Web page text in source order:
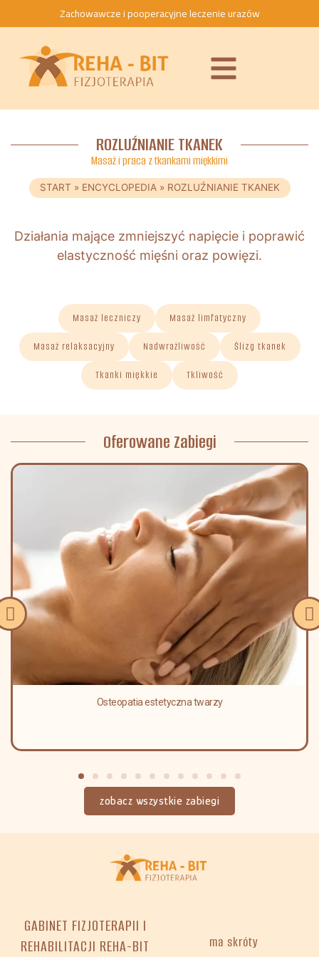
Zachowawcze i pooperacyjne leczenie urazów
ROZLUŹNIANIE TKANEK
Masaż i praca z tkankami miękkimi
START » ENCYCLOPEDIA» ROZLUŹNIANIE TKANEK
Działania mające zmniejszyć napięcie i poprawić
elastyczność mięśni oraz powięzi.
Masaż leczniczy Masaż limfatyczny
Masaż relaksacyjny Nadwrażliwość Ślizg tkanek
Tkanki miękkie Tkliwość
Oferowane Zabiegi
Osteopatia estetyczna twarzy
zobacz wszystkie zabiegi
GABINET FIZJOTERAPII I
REHABILITACJI REHA-BIT
ma skróty